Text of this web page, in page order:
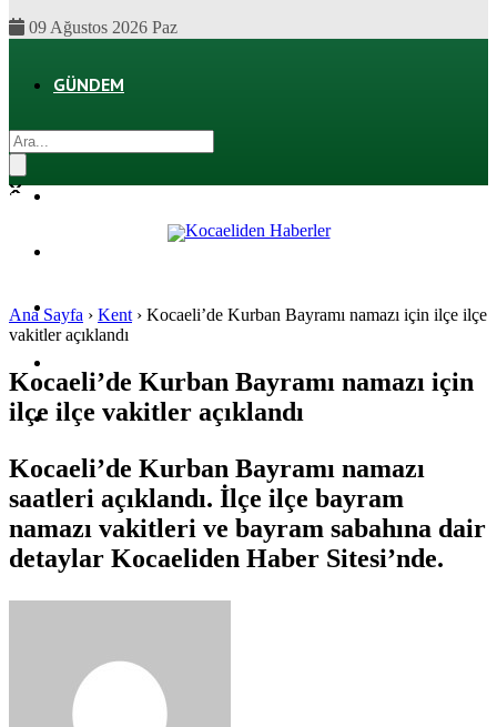
09 Ağustos 2026 Paz
GÜNDEM
SPOR
SAĞLIK
Ana Sayfa › Kent › Kocaeli’de Kurban Bayramı namazı için ilçe ilçe
vakitler açıklandı
Kocaeli’de Kurban Bayramı namazı için
ilçe ilçe vakitler açıklandı
Kocaeli’de Kurban Bayramı namazı
saatleri açıklandı. İlçe ilçe bayram
namazı vakitleri ve bayram sabahına dair
detaylar Kocaeliden Haber Sitesi’nde.